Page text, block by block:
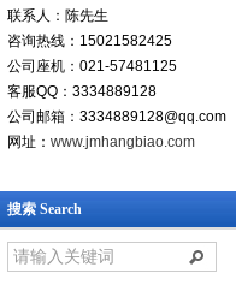
联系人：陈先生
咨询热线：15021582425
公司座机：021-57481125
客服QQ：3334889128
公司邮箱：3334889128@qq.com
网址： www.jmhangbiao.com
搜索 Search